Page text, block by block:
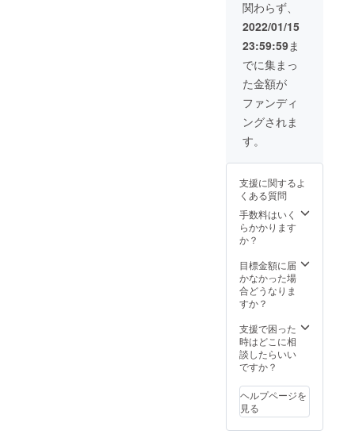
いま
す。 ボ
トルス
カッ
シュ購
入後、
メール
にてお
知らせ
をさせ
す。
記入の
場合
は、ボ
トルス
カッ
シュへ
の記載
が出来
ません
ので、
い。 未
供たち
のため
にご協
力いた
だきあ
うござ
いま
す。 ボ
トルス
シュ購
入後、
メール
にてお
をさせ
ていた
だきま
す。
に 「個
人名、
企業
名、団
体名、
匿名」
などご
希望の
ネーム
を掲載
【必
考欄に
掲載名
の記載
をお願
いいた
す。 無
記入の
場合
は、ボ
カッ
シュへ
の記載
が出来
ので、
ご了承
くださ
い。 未
関わらず、
2022/01/15
23:59:59ま
でに集まっ
た金額が
ファンディ
ングされま
す。
支援に関するよ
くある質問
手数料はいく
らかかります
か？
目標金額に届
かなかった場
合どうなりま
すか？
支援で困った
時はどこに相
談したらいい
ですか？
ヘルプページを
見る